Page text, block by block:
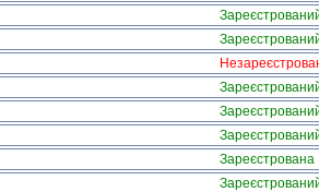
Зареєстрована